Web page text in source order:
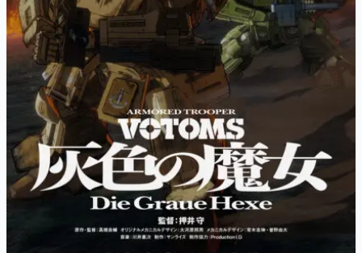
電ファミニコゲーマーとは？
運営：株式会社マレ